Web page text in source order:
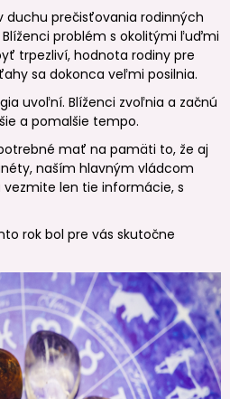
duchu prečisťovania rodinných
problém s okolitými ľuďmi
trpezliví, hodnota rodiny pre
sa dokonca veľmi posilnia.
uvoľní. Blíženci zvoľnia a začnú
a pomalšie tempo.
mať na pamäti to, že aj
naším hlavným vládcom
len tie informácie, s
rok bol pre vás skutočne